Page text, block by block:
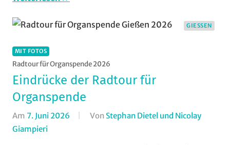
Strasse,
Weimar/Lahn
Wohin
am
Wochenende
(WaW)
/
Veranstaltungstipps
GIESSEN
MIT FOTOS
Radtour für Organspende 2026
Eindrücke der Radtour für
Organspende
Am 7. Juni 2026 Von Stephan Dietel und Nicolay
Giampieri